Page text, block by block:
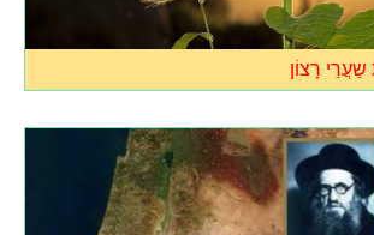
רָצוֹן